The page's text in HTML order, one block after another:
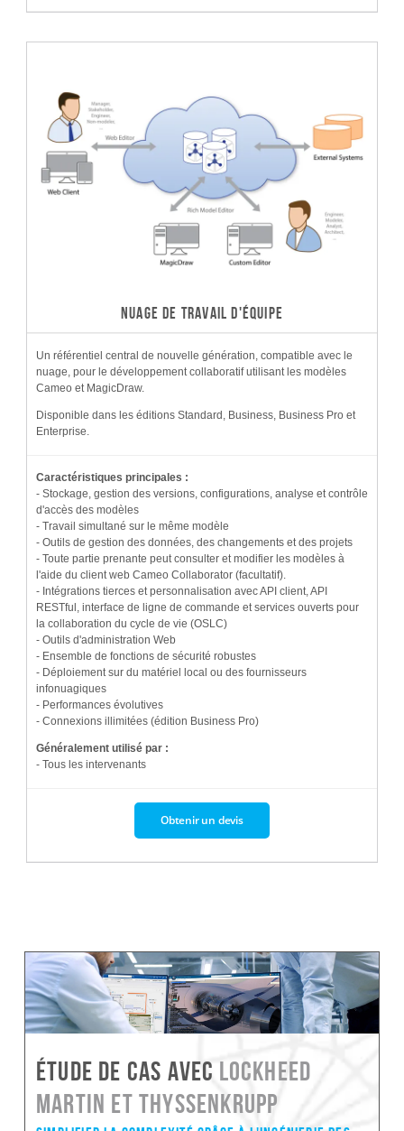
NUAGE DE TRAVAIL D'ÉQUIPE
Un référentiel central de nouvelle génération, compatible avec le
nuage, pour le développement collaboratif utilisant les modèles
Cameo et MagicDraw.
Disponible dans les éditions Standard, Business, Business Pro et
Enterprise.
Caractéristiques principales :
- Stockage, gestion des versions, configurations, analyse et contrôle
d'accès des modèles
- Travail simultané sur le même modèle
- Outils de gestion des données, des changements et des projets
- Toute partie prenante peut consulter et modifier les modèles à
l'aide du client web Cameo Collaborator (facultatif).
- Intégrations tierces et personnalisation avec API client, API
RESTful, interface de ligne de commande et services ouverts pour
la collaboration du cycle de vie (OSLC)
- Outils d'administration Web
- Ensemble de fonctions de sécurité robustes
- Déploiement sur du matériel local ou des fournisseurs
infonuagiques
- Performances évolutives
- Connexions illimitées (édition Business Pro)
Généralement utilisé par :
- Tous les intervenants
Obtenir un devis
Étude de cas avec Lockheed
Martin et thyssenkrupp